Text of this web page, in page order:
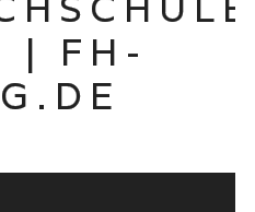
| FH-